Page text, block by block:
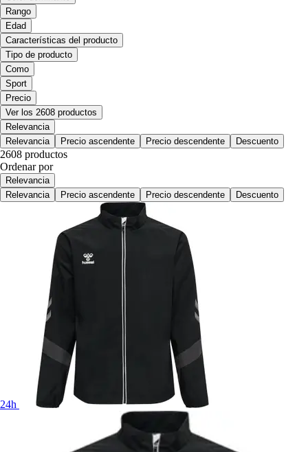
Rango
Edad
Características del producto
Tipo de producto
Como
Sport
Precio
Ver los 2608 productos
Relevancia
Relevancia
Precio ascendente Precio descendente Descuento
2608 productos
Ordenar por
Relevancia
Relevancia
Precio ascendente Precio descendente Descuento
24h